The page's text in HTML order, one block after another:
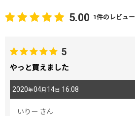
5.00 1件のレビュー
5
やっと買えました
2020年04月 14日 16:08
いりー さん